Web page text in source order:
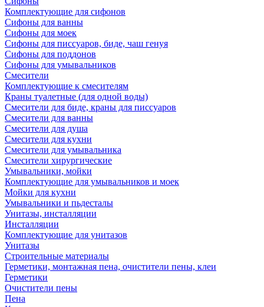
Комплектующие для сифонов
Сифоны для ванны
Сифоны для моек
Сифоны для писсуаров, биде, чаш генуя
Сифоны для поддонов
Сифоны для умывальников
Смесители
Комплектующие к смесителям
Краны туалетные (для одной воды)
Смесители для биде, краны для писсуаров
Смесители для ванны
Смесители для душа
Смесители для кухни
Смесители для умывальника
Смесители хирургические
Умывальники, мойки
Комплектующие для умывальников и моек
Мойки для кухни
Умывальники и пьдесталы
Унитазы, инсталляции
Инсталляции
Комплектующие для унитазов
Унитазы
Строительные материалы
Герметики, монтажная пена, очистители пены, клеи
Герметики
Очистители пены
Пена